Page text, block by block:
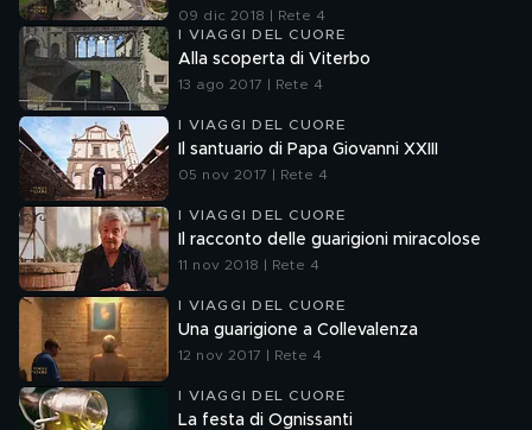
09 dic 2018 | Rete 4
I VIAGGI DEL CUORE
Alla scoperta di Viterbo
13 ago 2017 | Rete 4
I VIAGGI DEL CUORE
Il santuario di Papa Giovanni XXIII
05 nov 2017 | Rete 4
I VIAGGI DEL CUORE
Il racconto delle guarigioni miracolose
11 nov 2018 | Rete 4
I VIAGGI DEL CUORE
Una guarigione a Collevalenza
12 nov 2017 | Rete 4
I VIAGGI DEL CUORE
La festa di Ognissanti